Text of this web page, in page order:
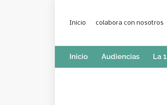
Inicio colabora con nosotros
Inicio Audiencias La 1